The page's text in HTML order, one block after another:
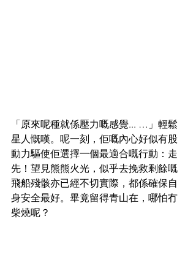
「原來呢種就係壓力嘅感覺... …」輕鬆
星人慨嘆。呢一刻，佢嘅內心好似有股
動力驅使佢選擇一個最適合嘅行動：走
先！望見熊熊火光，似乎去挽救剩餘嘅
飛船殘骸亦已經不切實際，都係確保自
身安全最好。畢竟留得青山在，哪怕冇
柴燒呢？